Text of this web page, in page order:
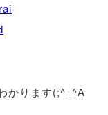
かります(;^_^A